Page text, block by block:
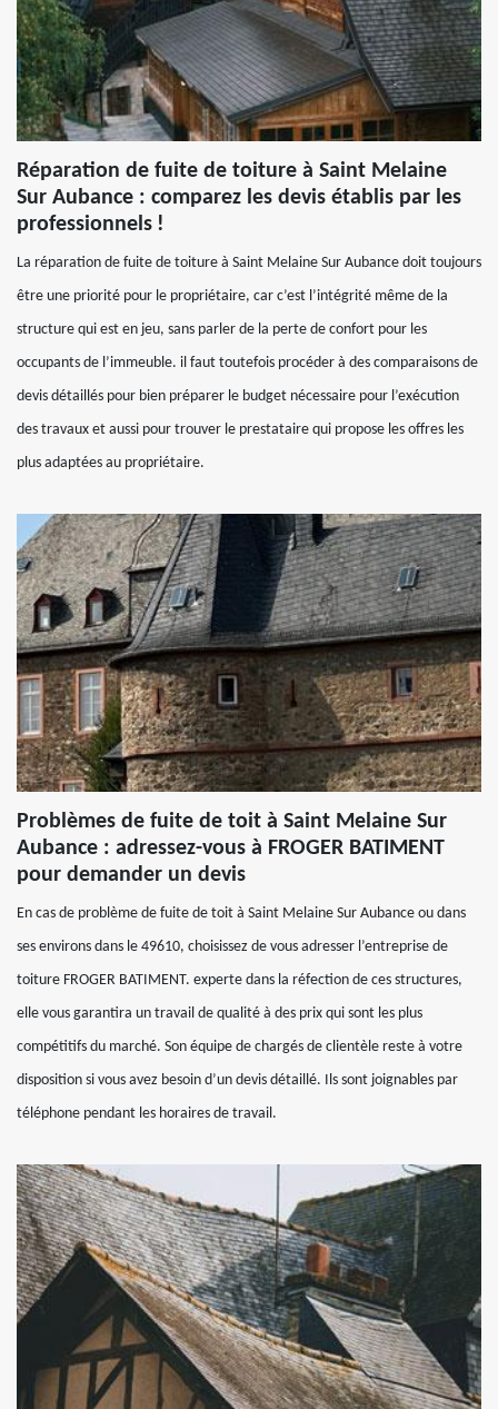
Réparation de fuite de toiture à Saint Melaine
Sur Aubance : comparez les devis établis par les
professionnels !
La réparation de fuite de toiture à Saint Melaine Sur Aubance doit toujours
être une priorité pour le propriétaire, car c’est l’intégrité même de la
structure qui est en jeu, sans parler de la perte de confort pour les
occupants de l’immeuble. il faut toutefois procéder à des comparaisons de
devis détaillés pour bien préparer le budget nécessaire pour l’exécution
des travaux et aussi pour trouver le prestataire qui propose les offres les
plus adaptées au propriétaire.
Problèmes de fuite de toit à Saint Melaine Sur
Aubance : adressez-vous à FROGER BATIMENT
pour demander un devis
En cas de problème de fuite de toit à Saint Melaine Sur Aubance ou dans
ses environs dans le 49610, choisissez de vous adresser l’entreprise de
toiture FROGER BATIMENT. experte dans la réfection de ces structures,
elle vous garantira un travail de qualité à des prix qui sont les plus
compétitifs du marché. Son équipe de chargés de clientèle reste à votre
disposition si vous avez besoin d’un devis détaillé. Ils sont joignables par
téléphone pendant les horaires de travail.